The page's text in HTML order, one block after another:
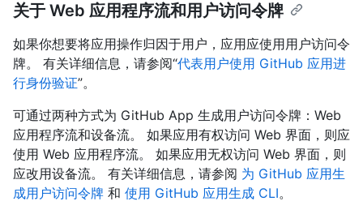
关于 Web 应用程序流和用户访问令牌
如果你想要将应用操作归因于用户，应用应使用用户访问令
牌。 有关详细信息，请参阅“代表用户使用 GitHub 应用进
行身份验证”。
可通过两种方式为 GitHub App 生成用户访问令牌：Web
应用程序流和设备流。 如果应用有权访问 Web 界面，则应
使用 Web 应用程序流。 如果应用无权访问 Web 界面，则
应改用设备流。 有关详细信息，请参阅 为 GitHub 应用生
成用户访问令牌 和 使用 GitHub 应用生成 CLI。